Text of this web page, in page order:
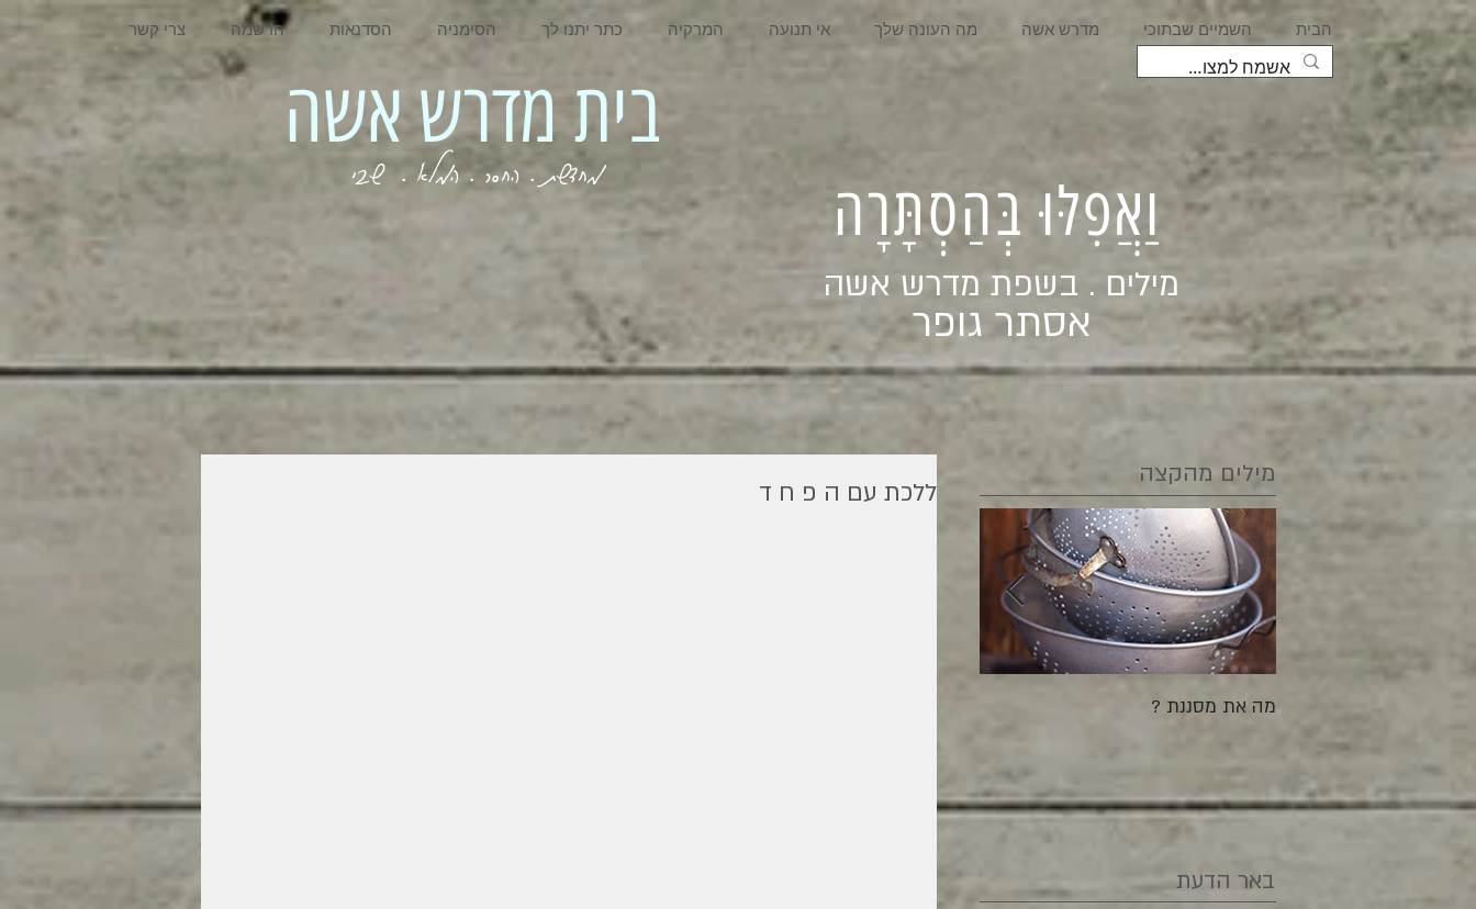
צרי קשר הרשמה הסדנאות הסימניה כתר יתנו לך המרקיה אי תנועה מה העונה שלך מדרש אשה השמיים שבתוכי הבית
מילים . בשפת מדרש אשה
אסתר גופר
וַאֲפִלּוּ בְּהַסְתָּרָה
ללכת עם ה פ ח ד
מילים מהקצה
מה את מסננת ?
באר הדעת
מחדשת . החסר . המלא . שבי